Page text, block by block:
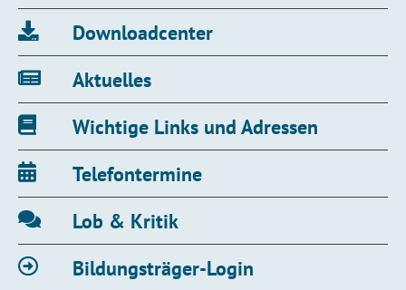
Downloadcenter
Aktuelles
Wichtige Links und Adressen
Telefontermine
Lob & Kritik
Bildungsträger-Login